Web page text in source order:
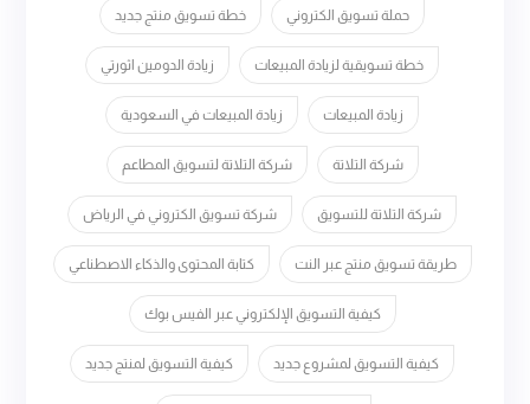
حملة تسويق الكتروني خطة تسويق منتج جديد
خطة تسويقية لزيادة المبيعات زيادة الدومين اثورتي
زيادة المبيعات زيادة المبيعات في السعودية
شركة التلاتة شركة التلاتة لتسويق المطاعم
شركة التلاتة للتسويق شركة تسويق الكتروني في الرياض
طريقة تسويق منتج عبر النت كتابة المحتوى والذكاء الاصطناعي
كيفية التسويق الإلكتروني عبر الفيس بوك
كيفية التسويق لمشروع جديد كيفية التسويق لمنتج جديد